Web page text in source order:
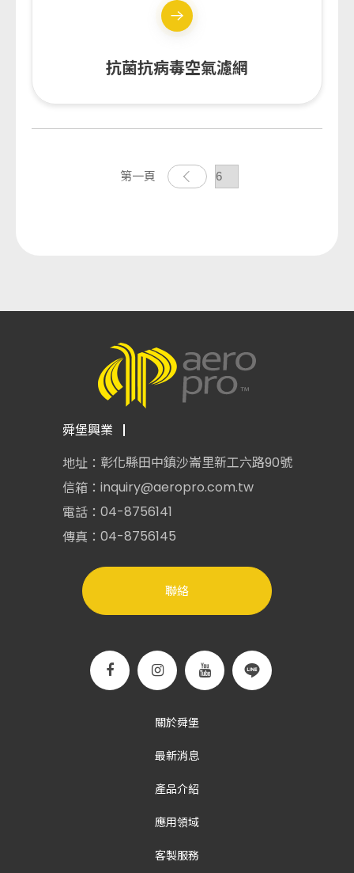
抗菌抗病毒空氣濾網
第一頁
舜堡興業
地址： 彰化縣田中鎮沙崙里新工六路90號
信箱： inquiry@aeropro.com.tw
電話： 04-8756141
傳真： 04-8756145
聯絡
關於舜堡
最新消息
產品介紹
應用領域
客製服務